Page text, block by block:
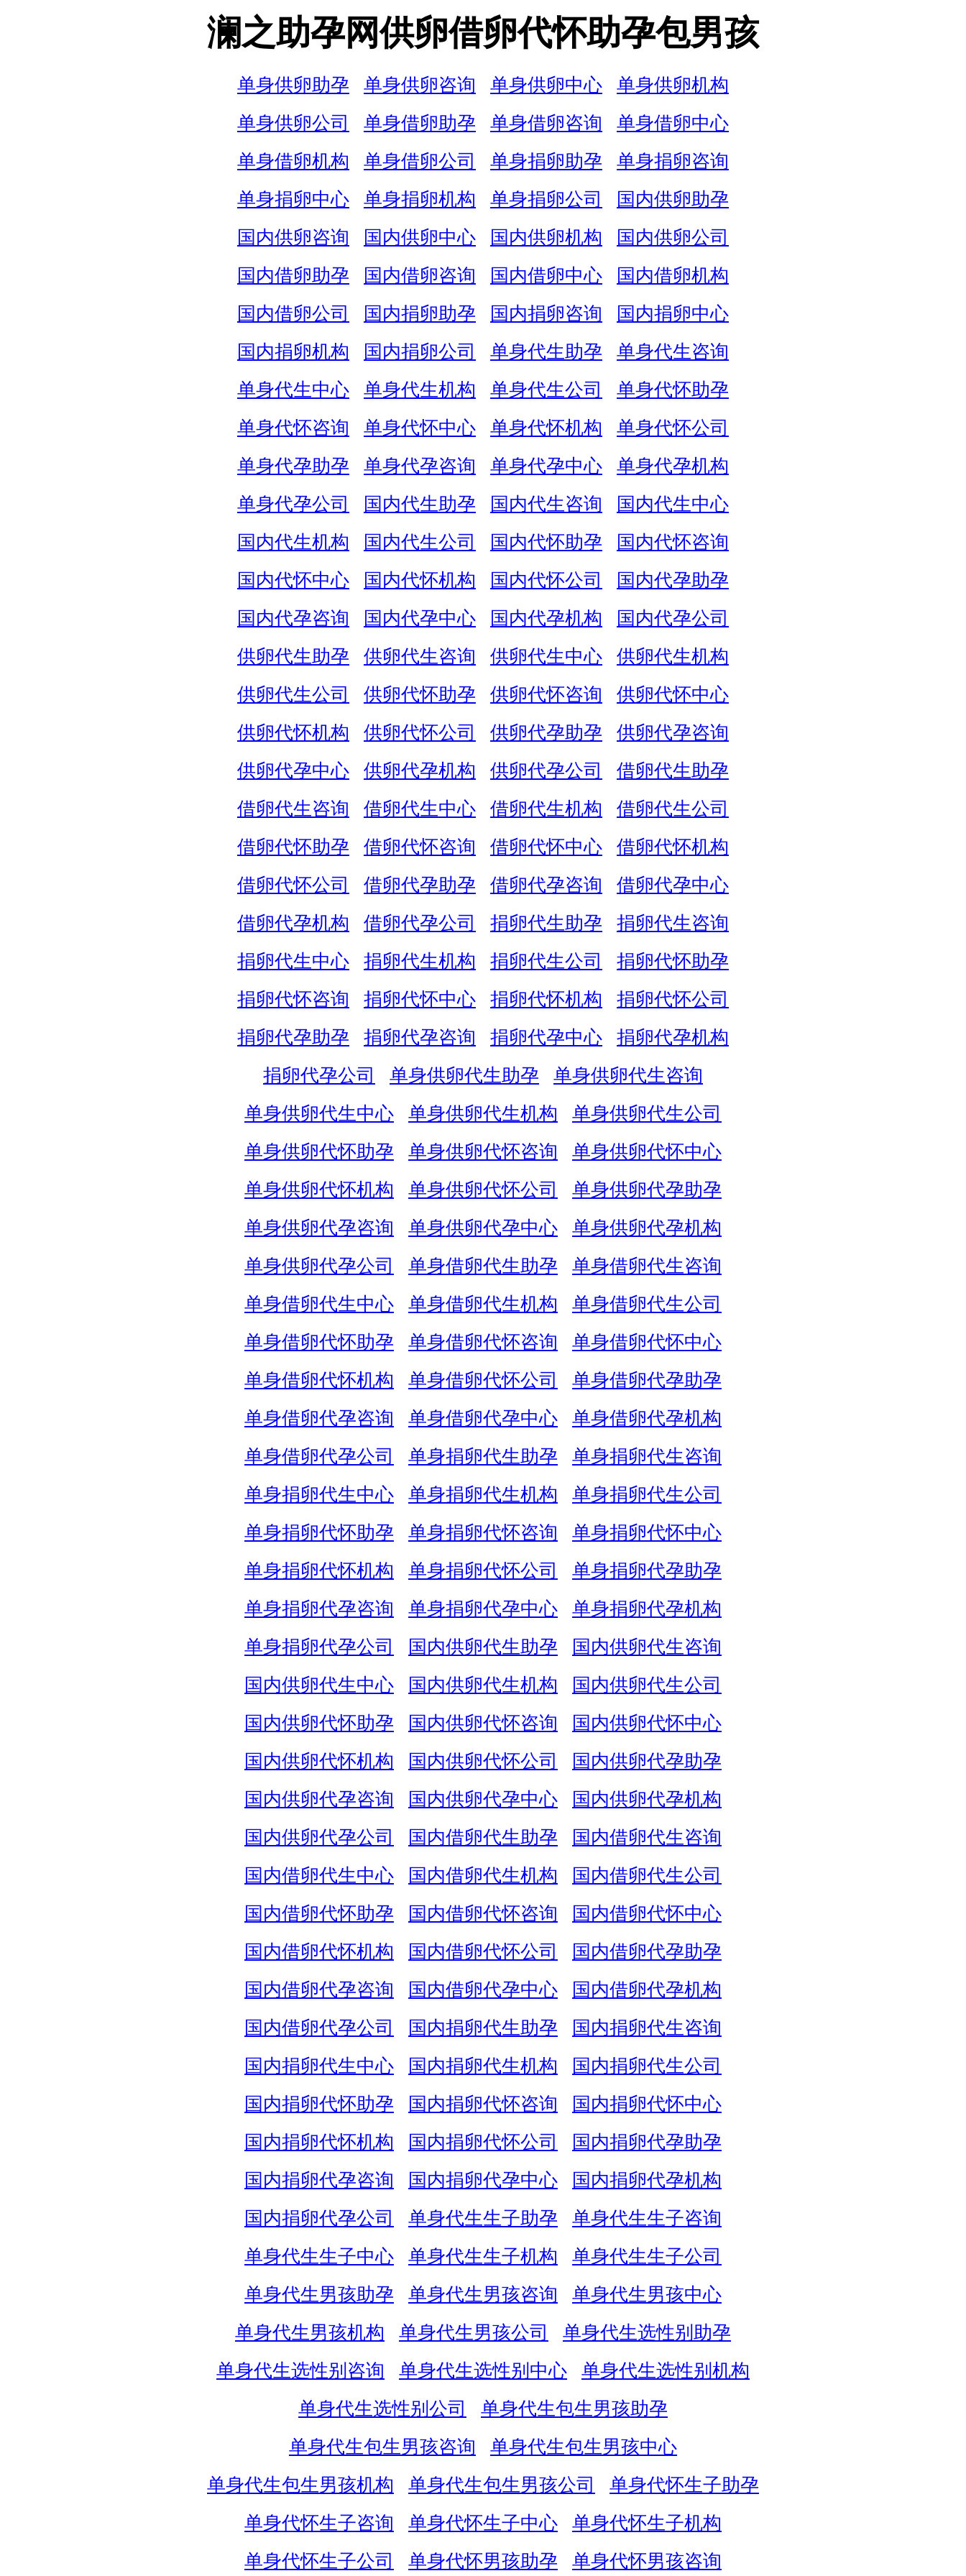
澜之助孕网供卵借卵代怀助孕包男孩
单身供卵助孕 单身供卵咨询 单身供卵中心
单身供卵机构
单身供卵公司
单身借卵助孕 单身借卵咨询
单身借卵中心
单身借卵机构
单身借卵公司 单身捐卵助孕
单身捐卵咨询
单身捐卵中心
单身捐卵机构 单身捐卵公司
国内供卵助孕
国内供卵咨询
国内供卵中心 国内供卵机构
国内供卵公司
国内借卵助孕
国内借卵咨询 国内借卵中心
国内借卵机构
国内借卵公司
国内捐卵助孕 国内捐卵咨询
国内捐卵中心
国内捐卵机构
国内捐卵公司 单身代生助孕
单身代生咨询
单身代生中心
单身代生机构 单身代生公司
单身代怀助孕
单身代怀咨询
单身代怀中心 单身代怀机构
单身代怀公司
单身代孕助孕
单身代孕咨询 单身代孕中心
单身代孕机构
单身代孕公司
国内代生助孕 国内代生咨询
国内代生中心
国内代生机构
国内代生公司 国内代怀助孕
国内代怀咨询
国内代怀中心
国内代怀机构 国内代怀公司
国内代孕助孕
国内代孕咨询
国内代孕中心 国内代孕机构
国内代孕公司
供卵代生助孕
供卵代生咨询 供卵代生中心
供卵代生机构
供卵代生公司
供卵代怀助孕 供卵代怀咨询
供卵代怀中心
供卵代怀机构
供卵代怀公司 供卵代孕助孕
供卵代孕咨询
供卵代孕中心
供卵代孕机构 供卵代孕公司
借卵代生助孕
借卵代生咨询
借卵代生中心 借卵代生机构
借卵代生公司
借卵代怀助孕
借卵代怀咨询 借卵代怀中心
借卵代怀机构
借卵代怀公司
借卵代孕助孕 借卵代孕咨询
借卵代孕中心
借卵代孕机构
借卵代孕公司 捐卵代生助孕
捐卵代生咨询
捐卵代生中心
捐卵代生机构 捐卵代生公司
捐卵代怀助孕
捐卵代怀咨询
捐卵代怀中心 捐卵代怀机构
捐卵代怀公司
捐卵代孕助孕
捐卵代孕咨询 捐卵代孕中心
捐卵代孕机构
捐卵代孕公司
单身供卵代生助孕
单身供卵代生咨询
单身供卵代生中心
单身供卵代生机构
单身供卵代生公司
单身供卵代怀助孕
单身供卵代怀咨询
单身供卵代怀中心
单身供卵代怀机构
单身供卵代怀公司
单身供卵代孕助孕
单身供卵代孕咨询
单身供卵代孕中心
单身供卵代孕机构
单身供卵代孕公司
单身借卵代生助孕
单身借卵代生咨询
单身借卵代生中心
单身借卵代生机构
单身借卵代生公司
单身借卵代怀助孕
单身借卵代怀咨询
单身借卵代怀中心
单身借卵代怀机构
单身借卵代怀公司
单身借卵代孕助孕
单身借卵代孕咨询
单身借卵代孕中心
单身借卵代孕机构
单身借卵代孕公司
单身捐卵代生助孕
单身捐卵代生咨询
单身捐卵代生中心
单身捐卵代生机构
单身捐卵代生公司
单身捐卵代怀助孕
单身捐卵代怀咨询
单身捐卵代怀中心
单身捐卵代怀机构
单身捐卵代怀公司
单身捐卵代孕助孕
单身捐卵代孕咨询
单身捐卵代孕中心
单身捐卵代孕机构
单身捐卵代孕公司
国内供卵代生助孕
国内供卵代生咨询
国内供卵代生中心
国内供卵代生机构
国内供卵代生公司
国内供卵代怀助孕
国内供卵代怀咨询
国内供卵代怀中心
国内供卵代怀机构
国内供卵代怀公司
国内供卵代孕助孕
国内供卵代孕咨询
国内供卵代孕中心
国内供卵代孕机构
国内供卵代孕公司
国内借卵代生助孕
国内借卵代生咨询
国内借卵代生中心
国内借卵代生机构
国内借卵代生公司
国内借卵代怀助孕
国内借卵代怀咨询
国内借卵代怀中心
国内借卵代怀机构
国内借卵代怀公司
国内借卵代孕助孕
国内借卵代孕咨询
国内借卵代孕中心
国内借卵代孕机构
国内借卵代孕公司
国内捐卵代生助孕
国内捐卵代生咨询
国内捐卵代生中心
国内捐卵代生机构
国内捐卵代生公司
国内捐卵代怀助孕
国内捐卵代怀咨询
国内捐卵代怀中心
国内捐卵代怀机构
国内捐卵代怀公司
国内捐卵代孕助孕
国内捐卵代孕咨询
国内捐卵代孕中心
国内捐卵代孕机构
国内捐卵代孕公司
单身代生生子助孕
单身代生生子咨询
单身代生生子中心
单身代生生子机构
单身代生生子公司
单身代生男孩助孕
单身代生男孩咨询
单身代生男孩中心
单身代生男孩机构
单身代生男孩公司
单身代生选性别助孕
单身代生选性别咨询
单身代生选性别中心
单身代生选性别机构
单身代生选性别公司
单身代生包生男孩助孕
单身代生包生男孩咨询
单身代生包生男孩中心
单身代生包生男孩机构
单身代生包生男孩公司
单身代怀生子助孕
单身代怀生子咨询
单身代怀生子中心
单身代怀生子机构
单身代怀生子公司
单身代怀男孩助孕 单身代怀男孩咨询